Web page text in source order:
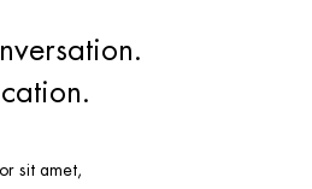
sit amet,